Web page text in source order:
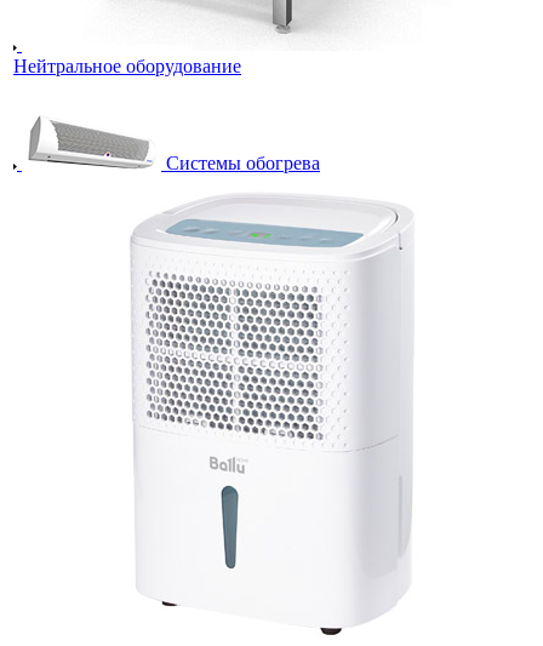
Нейтральное оборудование
Системы обогрева